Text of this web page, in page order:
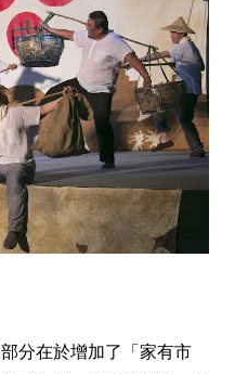
分在於增加了「家有市